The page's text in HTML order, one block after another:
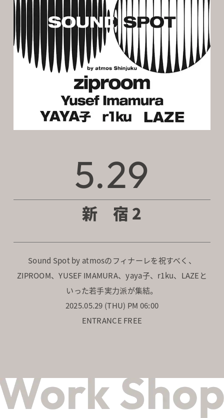
5.29
新 宿 2
Sound Spot by atmosのフィナーレを祝すべく、
ZIPROOM、YUSEF IMAMURA、yaya子、r1ku、LAZEと
いった若手実力派が集結。
2025.05.29 (THU) PM 06:00
ENTRANCE FREE